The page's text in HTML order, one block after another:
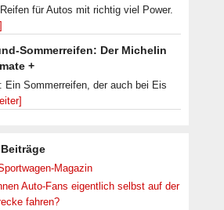
für Autos mit richtig viel Power.
Sommerreifen: Der Michelin
+
Ein Sommerreifen, der auch bei Eis
Magazin
Auto-Fans eigentlich selbst auf der
fahren?